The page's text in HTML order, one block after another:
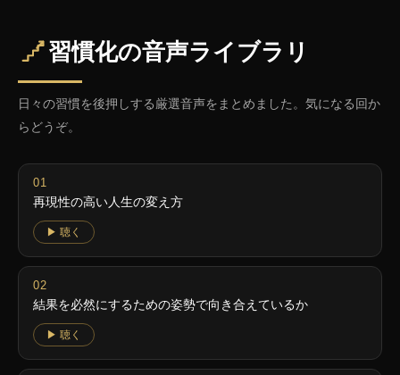
習慣化の音声ライブラリ
日々の習慣を後押しする厳選音声をまとめました。気になる回か
らどうぞ。
再現性の高い人生の変え方
▶ 聴く
結果を必然にするための姿勢で向き合えているか
▶ 聴く